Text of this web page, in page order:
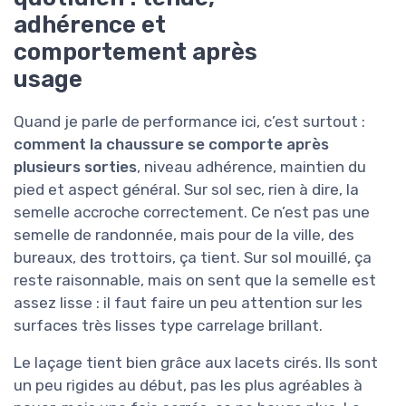
adhérence et
comportement après
usage
Quand je parle de performance ici, c’est surtout :
comment la chaussure se comporte après
plusieurs sorties, niveau adhérence, maintien du
pied et aspect général. Sur sol sec, rien à dire, la
semelle accroche correctement. Ce n’est pas une
semelle de randonnée, mais pour de la ville, des
bureaux, des trottoirs, ça tient. Sur sol mouillé, ça
reste raisonnable, mais on sent que la semelle est
assez lisse : il faut faire un peu attention sur les
surfaces très lisses type carrelage brillant.
Le laçage tient bien grâce aux lacets cirés. Ils sont
un peu rigides au début, pas les plus agréables à